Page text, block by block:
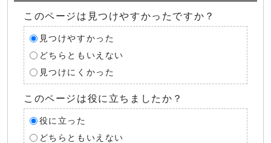
このページは見つけやすかったですか？
見つけやすかった
どちらともいえない
見つけにくかった
このページは役に立ちましたか？
役に立った
どちらともいえない